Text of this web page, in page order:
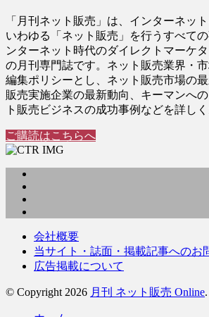
「月刊ネット販売」は、インターネッ
いわゆる「ネット販売」を行うすべて
ンターネット時代のダイレクトマーケ
の月刊専門誌です。ネット販売業界・
編集ポリシーとし、ネット販売市場の
販売実施企業の最新動向、キーマンへ
ト販売ビジネスの成功事例などを詳し
ご購読はこちらへ
会社概要
当サイト・誌面・掲載記事へのお
広告掲載について
© Copyright 2026 月刊 ネット販売 Online.